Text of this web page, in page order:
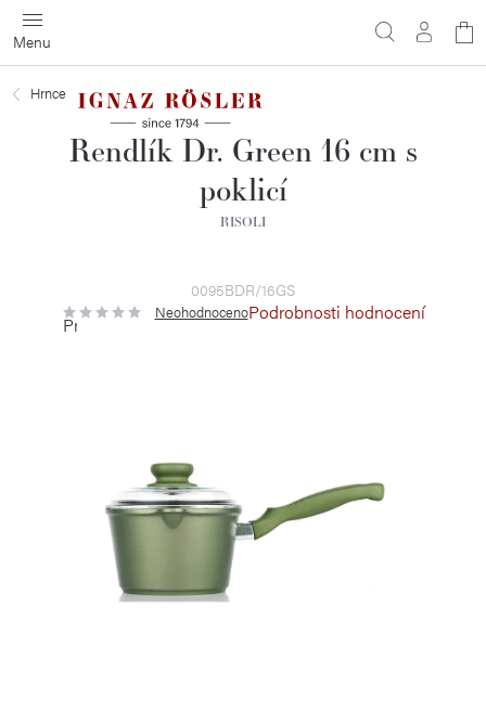
Přejít
na
obsah
Hrnce
Rendlík Dr. Green 16 cm s
poklicí
RISOLI
0095BDR/16GS
Průměrné
hodnocení
NeohodnocenoPodrobnosti hodnocení